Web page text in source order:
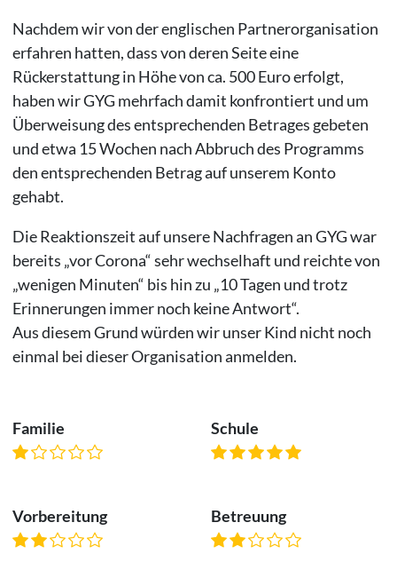
Nachdem wir von der englischen Partnerorganisation
erfahren hatten, dass von deren Seite eine
Rückerstattung in Höhe von ca. 500 Euro erfolgt,
haben wir GYG mehrfach damit konfrontiert und um
Überweisung des entsprechenden Betrages gebeten
und etwa 15 Wochen nach Abbruch des Programms
den entsprechenden Betrag auf unserem Konto
gehabt.
Die Reaktionszeit auf unsere Nachfragen an GYG war
bereits „vor Corona“ sehr wechselhaft und reichte von
„wenigen Minuten“ bis hin zu „10 Tagen und trotz
Erinnerungen immer noch keine Antwort“.
Aus diesem Grund würden wir unser Kind nicht noch
einmal bei dieser Organisation anmelden.
Familie Schule
Vorbereitung Betreuung